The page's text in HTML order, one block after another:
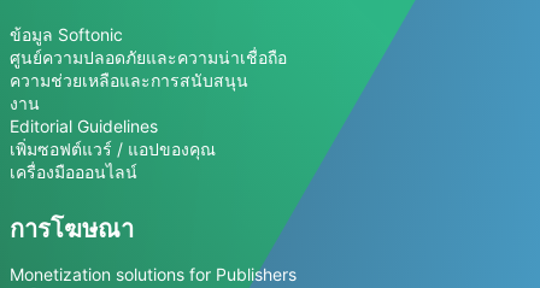
ข้อมูล Softonic
ศูนย์ความปลอดภัยและความน่าเชื่อถือ
ความช่วยเหลือและการสนับสนุน
งาน
Editorial Guidelines
เพิ่มซอฟต์แวร์ / แอปของคุณ
เครื่องมือออนไลน์
การโฆษณา
Monetization solutions for Publishers